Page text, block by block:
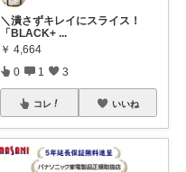
​＼潰さずキレイにスライス！
「BLACK+ ...
￥ 4,664
0 1 3
コレ いいね